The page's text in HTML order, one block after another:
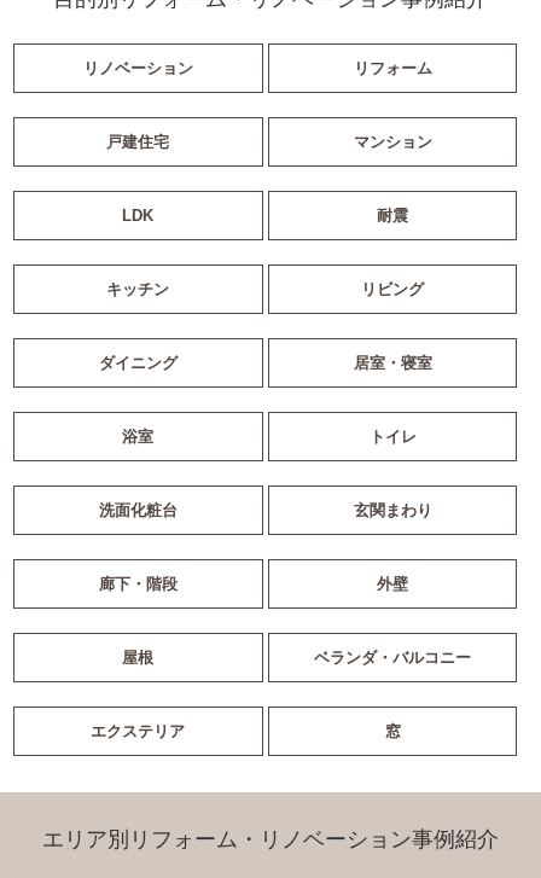
リノベーション リフォーム
戸建住宅 マンション
LDK 耐震
キッチン リビング
ダイニング 居室・寝室
浴室 トイレ
洗面化粧台 玄関まわり
廊下・階段 外壁
屋根 ベランダ・バルコニー
エクステリア 窓
エリア別リフォーム・リノベーション事例紹介